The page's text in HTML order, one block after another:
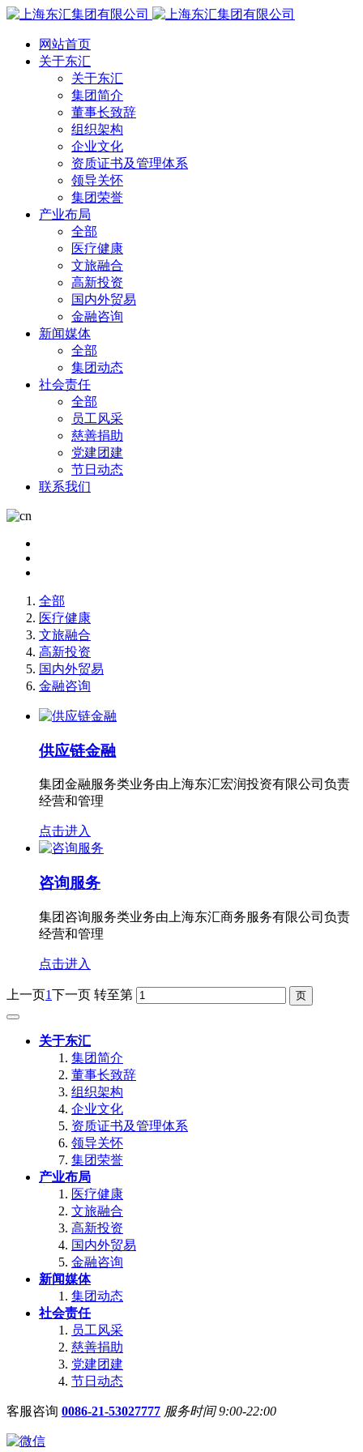
网站首页
关于东汇
关于东汇
集团简介
董事长致辞
组织架构
企业文化
资质证书及管理体系
领导关怀
集团荣誉
产业布局
全部
医疗健康
文旅融合
高新投资
国内外贸易
金融咨询
新闻媒体
全部
集团动态
社会责任
全部
员工风采
慈善捐助
党建团建
节日动态
联系我们
全部
医疗健康
文旅融合
高新投资
国内外贸易
金融咨询
供应链金融
集团金融服务类业务由上海东汇宏润投资有限公司负责
经营和管理
点击进入
咨询服务
集团咨询服务类业务由上海东汇商务服务有限公司负责
经营和管理
点击进入
上一页1下一页 转至第
关于东汇
集团简介
董事长致辞
组织架构
企业文化
资质证书及管理体系
领导关怀
集团荣誉
产业布局
医疗健康
文旅融合
高新投资
国内外贸易
金融咨询
新闻媒体
集团动态
社会责任
员工风采
慈善捐助
党建团建
节日动态
客服咨询 0086-21-53027777 服务时间 9:00-22:00